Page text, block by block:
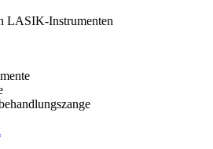
LASIK-Instrumenten